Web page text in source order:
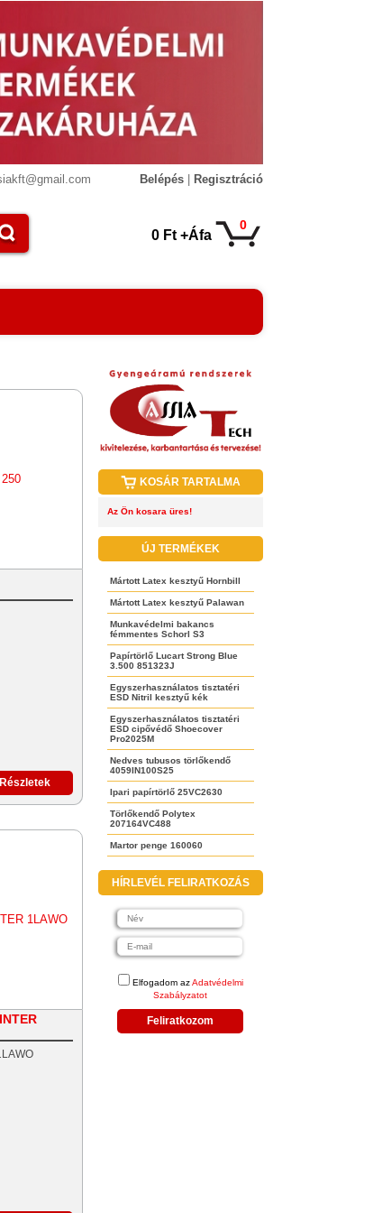
Belépés Regisztráció
0
0 Ft +Áfa
Részletek
KOSÁR TARTALMA
Az Ön kosara üres!
ÚJ TERMÉKEK
Mártott Latex kesztyű Hornbill
Mártott Latex kesztyű Palawan
Munkavédelmi bakancs
fémmentes Schorl S3
Papírtörlő Lucart Strong Blue
3.500 851323J
Egyszerhasználatos tisztatéri
ESD Nitril kesztyű kék
Egyszerhasználatos tisztatéri
ESD cipővédő Shoecover
Pro2025M
Nedves tubusos törlőkendő
4059IN100S25
Ipari papírtörlő 25VC2630
Törlőkendő Polytex
207164VC488
Martor penge 160060
HÍRLEVÉL FELIRATKOZÁS
Elfogadom azAdatvédelmi
Szabályzatot
Feliratkozom